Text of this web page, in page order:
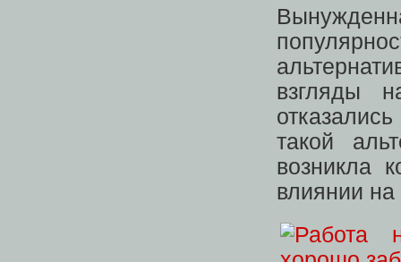
взгляды
такой
возникла
влиянии